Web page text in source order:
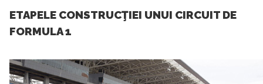
ETAPELE CONSTRUCŢIEI UNUI CIRCUIT DE
FORMULA 1